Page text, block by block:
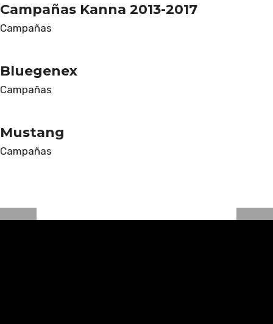
Campañas Kanna 2013-2017
Campañas
Bluegenex
Campañas
Mustang
Campañas